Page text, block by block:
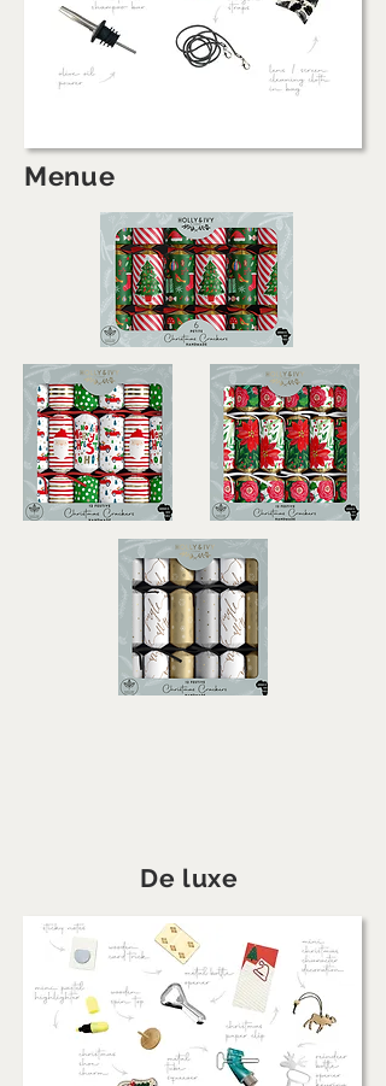
Menue
De luxe